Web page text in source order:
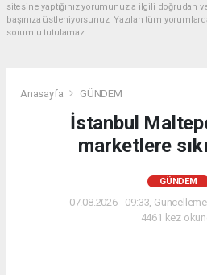
sitesine yaptığınız yorumunuzla ilgili doğrudan
başınıza üstleniyorsunuz. Yazılan tüm
sorumlu tutulamaz.
Anasayfa GÜNDEM
İstanbul
marketlere
GÜNDEM
07.08.2026 - 09:33,
4461 kez